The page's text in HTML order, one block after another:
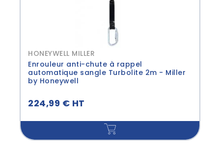
HONEYWELL MILLER
Enrouleur anti-chute à rappel
automatique sangle Turbolite 2m - Miller
by Honeywell
224,99 € HT